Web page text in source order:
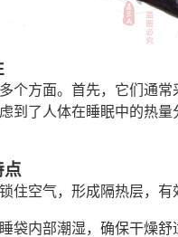
个方面。首先，它们通
到了人体在睡眠中的热
点
住空气，形成隔热层，有
袋内部潮湿，确保干燥舒